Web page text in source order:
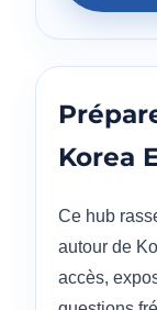
Korea
Ce hub
autour de
accès,